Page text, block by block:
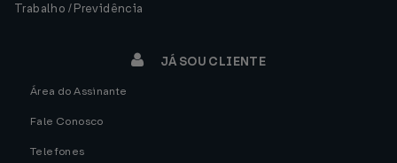
Trabalho / Previdência
JÁ SOU CLIENTE
Área do Assinante
Fale Conosco
Telefones